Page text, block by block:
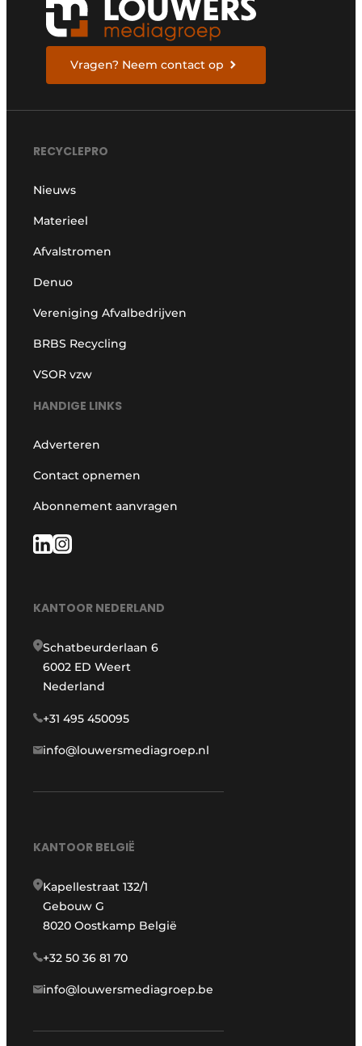
Vragen? Neem contact op
RECYCLEPRO
Nieuws
Materieel
Afvalstromen
Denuo
Vereniging Afvalbedrijven
BRBS Recycling
VSOR vzw
HANDIGE LINKS
Adverteren
Contact opnemen
Abonnement aanvragen
KANTOOR NEDERLAND
Schatbeurderlaan 6
6002 ED Weert
Nederland
+31 495 450095
info@louwersmediagroep.nl
KANTOOR BELGIË
Kapellestraat 132/1
Gebouw G
8020 Oostkamp België
+32 50 36 81 70
info@louwersmediagroep.be